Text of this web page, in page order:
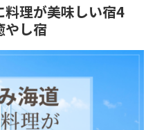
料理が美味しい宿4
やし宿